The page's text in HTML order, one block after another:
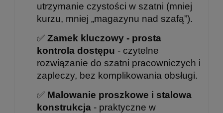
utrzymanie czystości w szatni (mniej
kurzu, mniej „magazynu nad szafą”).
✅ Zamek kluczowy - prosta
kontrola dostępu - czytelne
rozwiązanie do szatni pracowniczych i
zapleczy, bez komplikowania obsługi.
✅ Malowanie proszkowe i stalowa
konstrukcja - praktyczne w